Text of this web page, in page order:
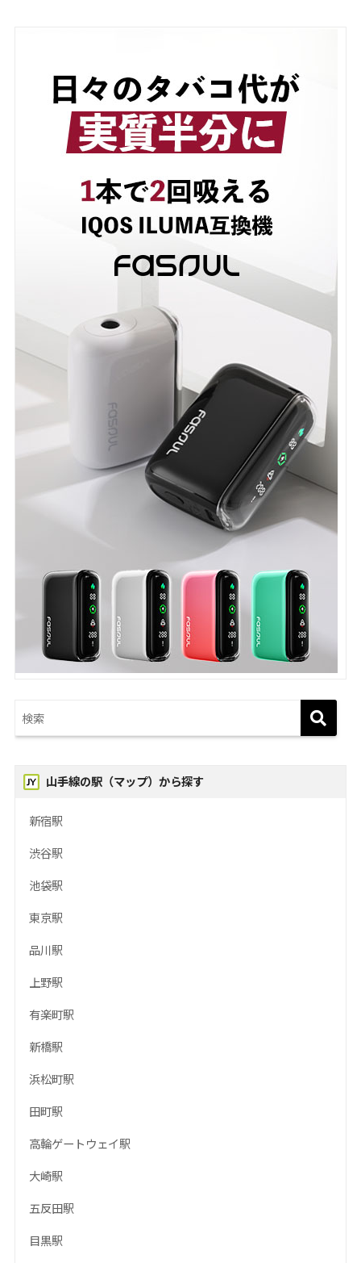
山手線の駅（マップ）から探す
新宿駅
渋谷駅
池袋駅
東京駅
品川駅
上野駅
有楽町駅
新橋駅
浜松町駅
田町駅
高輪ゲートウェイ駅
大崎駅
五反田駅
目黒駅